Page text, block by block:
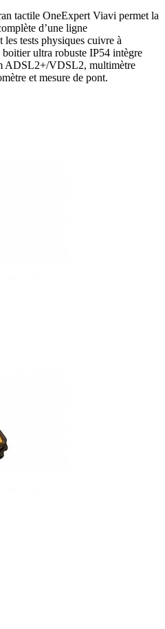
tactile OneExpert Viavi permet la
d’une ligne
tests physiques cuivre à
ultra robuste IP54 intègre
ADSL2+/VDSL2, multimètre
et mesure de pont.